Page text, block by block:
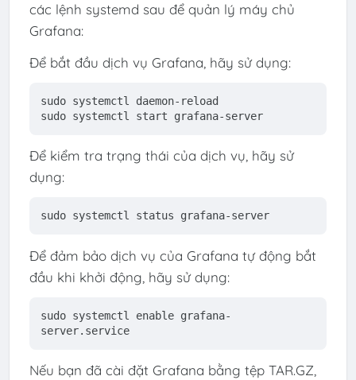
các lệnh systemd sau để quản lý máy chủ
Grafana:
Để bắt đầu dịch vụ Grafana, hãy sử dụng:
sudo systemctl daemon-reload
sudo systemctl start grafana-server
Để kiểm tra trạng thái của dịch vụ, hãy sử
dụng:
sudo systemctl status grafana-server
Để đảm bảo dịch vụ của Grafana tự động bắt
đầu khi khởi động, hãy sử dụng:
sudo systemctl enable grafana-
server.service
Nếu bạn đã cài đặt Grafana bằng tệp TAR.GZ,